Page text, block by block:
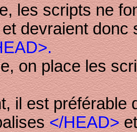
les scripts ne
devraient donc
on place les
il est préférable
</HEAD>